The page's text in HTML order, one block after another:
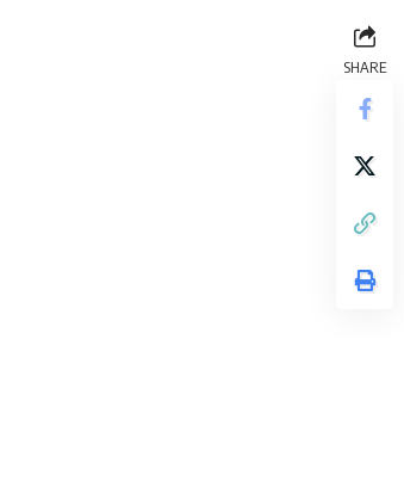
SHARE